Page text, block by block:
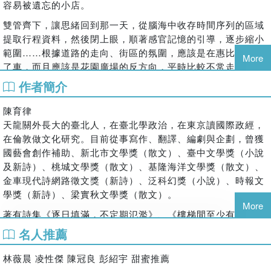
容易被遺忘的小店。
雙管齊下，讓思緒回到那一天，從腦海中收存時間序列的區域
提取行程資料，然後閉上眼，順著感官記憶的引導，逐步縮小
範圍……根據道路的走向、街區的氛圍，應該是在惠比壽站下
了車，而且應該是花園廣場的反方向，平時比較不常走的那一
邊。再次點開地圖，拖移、放大惠比壽站北側，又輸入一次
「スイーツ（甜點）」，商業活動稀疏的住宅區內亮起了一個
小小的紅色標點。打開街景確認，是他沒錯，而他賣的那種甜
點通常叫作布朗尼。
神沒有那麼多壞心眼，是人搞錯了許願的方式。
陳育律《神不吃甜點吧》散文集以同名篇章〈神不吃甜點吧〉
揭開序幕，書中收錄異國觀察、視聽經驗、情感風景與生活隨
筆各面向，並以奶油酥餅、閃電泡芙、金萱青茶、草莓蛋糕等
點心茶飲之名分輯，鋪展出一種入世而保有距離的生活姿態。
作者以日常語調探問非日常，又以非日常視角凝望日常，從看
似平凡的縫隙中，收羅轉瞬即逝的光影，譜寫成細緻而綿長的
餘音。
More
作者簡介
陳育律
天龍關外長大的臺北人，在臺北學政治，在東京讀國際政經，
在倫敦做文化研究。目前從事寫作、翻譯、編劇與企劃，曾獲
國藝會創作補助、新北市文學獎（散文）、臺中文學獎（小說
及新詩）、桃城文學獎（散文）、基隆海洋文學獎（散文）、
金車現代詩網路徵文獎（新詩）、泛科幻獎（小說）、時報文
學獎（新詩）、梁實秋文學獎（散文）。
著有詩集《逐日填滿，不定期氾濫》、《樓梯間至少有一盞燈
不會亮》及《你記得地圖上的一切都要變淡的》。
Instagram: @reunion.corner
More
名人推薦
林薇晨 凌性傑 陳冠良 彭紹宇 甜蜜推薦